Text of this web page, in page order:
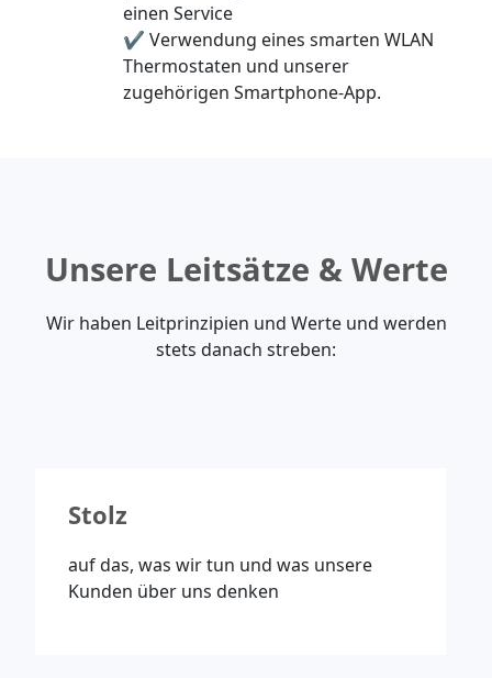
einen Service
✔ Verwendung eines smarten WLAN
Thermostaten und unserer
zugehörigen Smartphone-App.
Unsere Leitsätze & Werte
Wir haben Leitprinzipien und Werte und werden
stets danach streben:
Stolz
auf das, was wir tun und was unsere
Kunden über uns denken